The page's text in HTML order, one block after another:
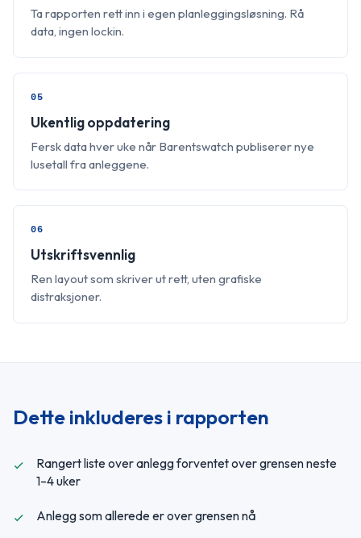
Ta rapporten rett inn i egen planleggingsløsning. Rå
data, ingen lockin.
05
Ukentlig oppdatering
Fersk data hver uke når Barentswatch publiserer nye
lusetall fra anleggene.
06
Utskriftsvennlig
Ren layout som skriver ut rett, uten grafiske
distraksjoner.
Dette inkluderes i rapporten
Rangert liste over anlegg forventet over grensen neste
1–4 uker
Anlegg som allerede er over grensen nå